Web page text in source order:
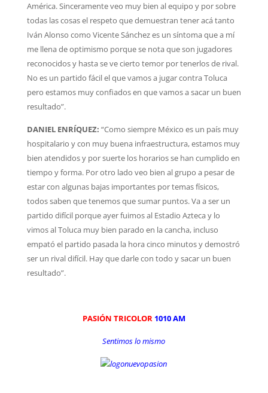
América. Sinceramente veo muy bien al equipo y por sobre
todas las cosas el respeto que demuestran tener acá tanto
Iván Alonso como Vicente Sánchez es un síntoma que a mí
me llena de optimismo porque se nota que son jugadores
reconocidos y hasta se ve cierto temor por tenerlos de rival.
No es un partido fácil el que vamos a jugar contra Toluca
pero estamos muy confiados en que vamos a sacar un buen
resultado”.
DANIEL ENRÍQUEZ: “Como siempre México es un país muy
hospitalario y con muy buena infraestructura, estamos muy
bien atendidos y por suerte los horarios se han cumplido en
tiempo y forma. Por otro lado veo bien al grupo a pesar de
estar con algunas bajas importantes por temas físicos,
todos saben que tenemos que sumar puntos. Va a ser un
partido difícil porque ayer fuimos al Estadio Azteca y lo
vimos al Toluca muy bien parado en la cancha, incluso
empató el partido pasada la hora cinco minutos y demostró
ser un rival difícil. Hay que darle con todo y sacar un buen
resultado”.
PASIÓN TRICOLOR 1010 AM
Sentimos lo mismo